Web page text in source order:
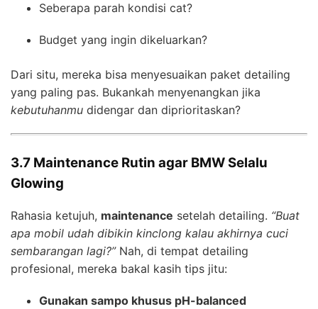
Seberapa parah kondisi cat?
Budget yang ingin dikeluarkan?
Dari situ, mereka bisa menyesuaikan paket detailing
yang paling pas. Bukankah menyenangkan jika
kebutuhanmu didengar dan diprioritaskan?
3.7 Maintenance Rutin agar BMW Selalu
Glowing
Rahasia ketujuh, maintenance setelah detailing. “Buat
apa mobil udah dibikin kinclong kalau akhirnya cuci
sembarangan lagi?”Nah, di tempat detailing
profesional, mereka bakal kasih tips jitu:
Gunakan sampo khusus pH-balanced